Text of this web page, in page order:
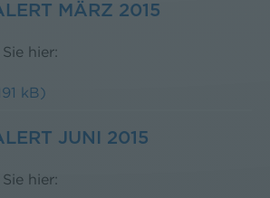
MÄRZ 2015
hier:
kB)
JUNI 2015
hier: